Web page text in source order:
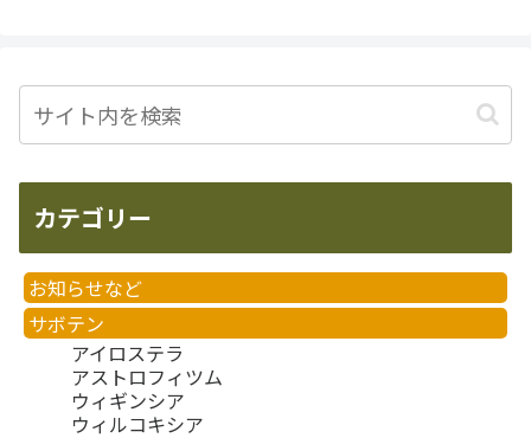
カテゴリー
お知らせなど
サボテン
アイロステラ
アストロフィツム
ウィギンシア
ウィルコキシア